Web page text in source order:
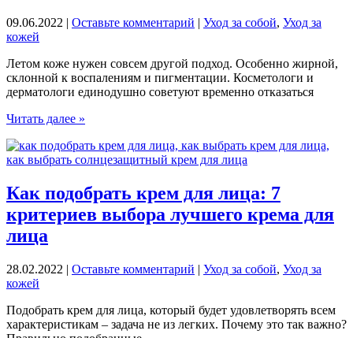
09.06.2022 | Оставьте комментарий | Уход за собой, Уход за
кожей
Летом коже нужен совсем другой подход. Особенно жирной,
склонной к воспалениям и пигментации. Косметологи и
дерматологи единодушно советуют временно отказаться
Уход
кожей
летом
весной.
Косметика
для
лета:
5
средств
Читать далее »
Как подобрать крем для лица: 7
критериев выбора лучшего крема для
лица
28.02.2022 | Оставьте комментарий | Уход за собой, Уход за
кожей
Подобрать крем для лица, который будет удовлетворять всем
характеристикам – задача не из легких. Почему это так важно?